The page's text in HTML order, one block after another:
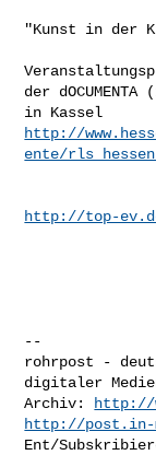
"Kunst in der
der dOCUMENTA
http://
ente/
http://top-
--
rohrpost -
digitaler
Archiv:
http://
http://post.in-
Ent/